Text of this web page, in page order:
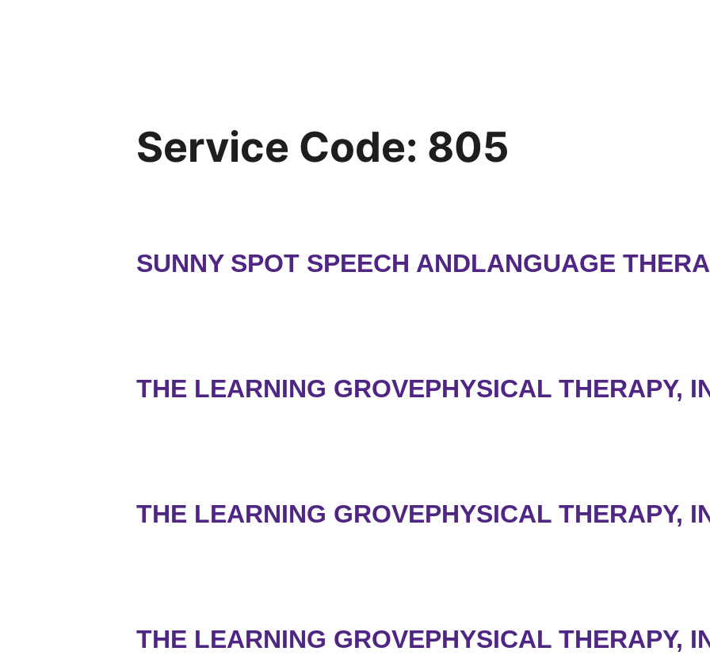
Service Code: 805
SUNNY SPOT SPEECH ANDLANGUAGE
THE LEARNING GROVEPHYSICAL THERAPY,
THE LEARNING GROVEPHYSICAL THERAPY,
THE LEARNING GROVEPHYSICAL THERAPY,